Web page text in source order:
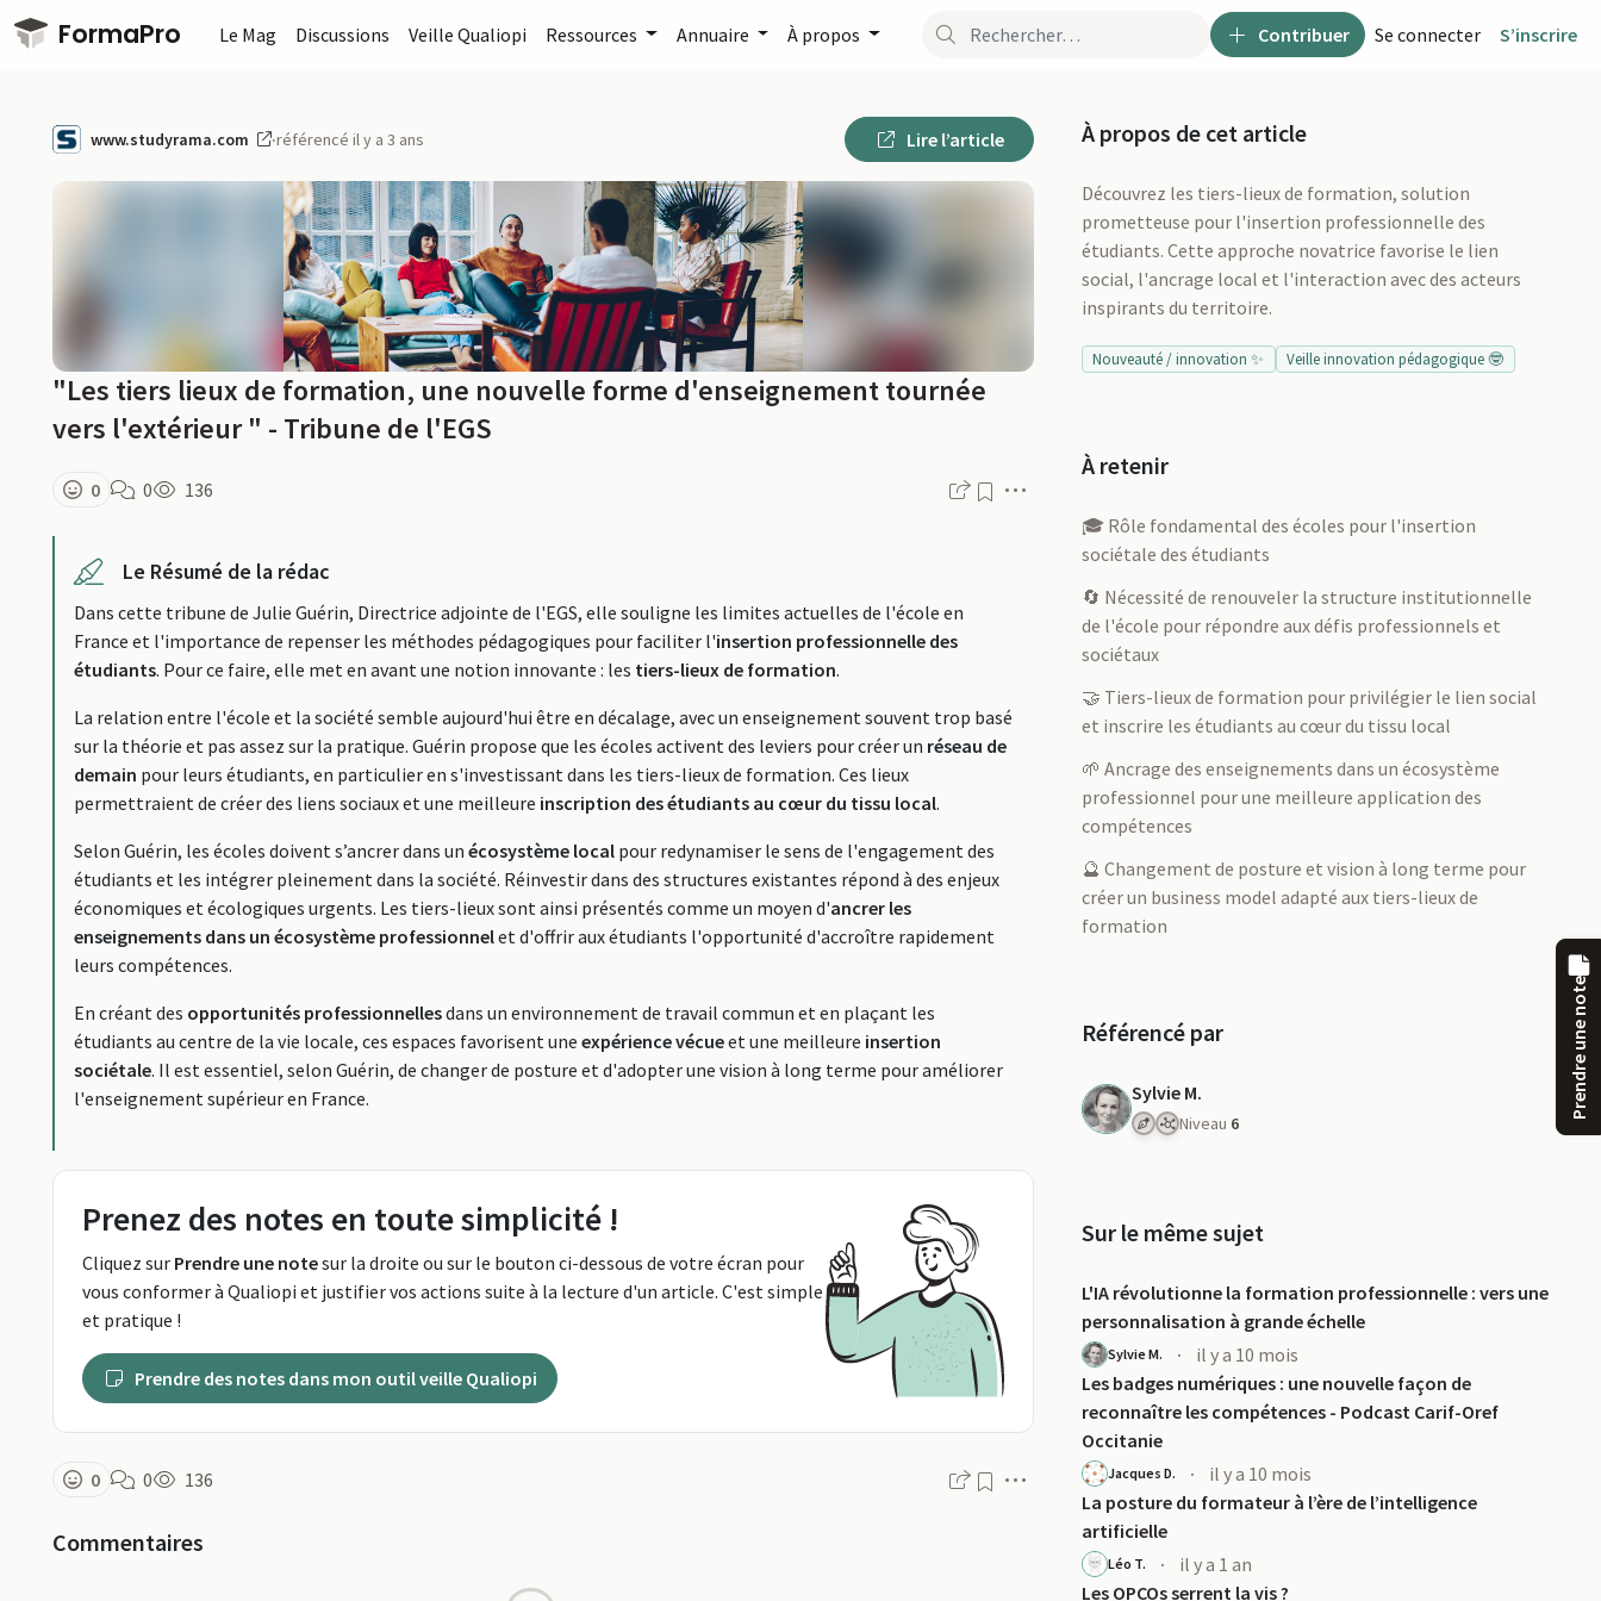
Passer au contenu principal
FormaPro Contribuer Se connecter S’inscrire
Le Mag Discussions Veille Qualiopi Ressources Annuaire À propos
www.studyrama.com ·référencé il y a 3 ans Lire l’article
"Les tiers lieux de formation, une nouvelle forme d'enseignement tournée
vers l'extérieur " - Tribune de l'EGS
0 0 136
Le Résumé de la rédac
Dans cette tribune de Julie Guérin, Directrice adjointe de l'EGS, elle souligne les limites actuelles de l'école en
France et l'importance de repenser les méthodes pédagogiques pour faciliter l'insertion professionnelle des
étudiants. Pour ce faire, elle met en avant une notion innovante : les tiers-lieux de formation.
La relation entre l'école et la société semble aujourd'hui être en décalage, avec un enseignement souvent trop basé
sur la théorie et pas assez sur la pratique. Guérin propose que les écoles activent des leviers pour créer un réseau de
demain pour leurs étudiants, en particulier en s'investissant dans les tiers-lieux de formation. Ces lieux
permettraient de créer des liens sociaux et une meilleure inscription des étudiants au cœur du tissu local.
Selon Guérin, les écoles doivent s’ancrer dans un écosystème local pour redynamiser le sens de l'engagement des
étudiants et les intégrer pleinement dans la société. Réinvestir dans des structures existantes répond à des enjeux
économiques et écologiques urgents. Les tiers-lieux sont ainsi présentés comme un moyen d'ancrer les
enseignements dans un écosystème professionnelet d'offrir aux étudiants l'opportunité d'accroître rapidement
leurs compétences.
En créant des opportunités professionnellesdans un environnement de travail commun et en plaçant les
étudiants au centre de la vie locale, ces espaces favorisent une expérience vécueet une meilleure insertion
sociétale. Il est essentiel, selon Guérin, de changer de posture et d'adopter une vision à long terme pour améliorer
l'enseignement supérieur en France.
Prenez des notes en toute simplicité !
Cliquez sur Prendre une notesur la droite ou sur le bouton ci-dessous de votre écran pour
vous conformer à Qualiopi et justifier vos actions suite à la lecture d'un article. C'est simple
et pratique !
Prendre des notes dans mon outil veille Qualiopi
0 0 136
Commentaires
À propos de cet article
Découvrez les tiers-lieux de formation, solution
prometteuse pour l'insertion professionnelle des
étudiants. Cette approche novatrice favorise le lien
social, l'ancrage local et l'interaction avec des acteurs
inspirants du territoire.
Nouveauté / innovation ✨ Veille innovation pédagogique 🤓
À retenir
🎓 Rôle fondamental des écoles pour l'insertion
sociétale des étudiants
🔄 Nécessité de renouveler la structure institutionnelle
de l'école pour répondre aux défis professionnels et
sociétaux
🤝 Tiers-lieux de formation pour privilégier le lien social
et inscrire les étudiants au cœur du tissu local
🌱 Ancrage des enseignements dans un écosystème
professionnel pour une meilleure application des
compétences
🔮 Changement de posture et vision à long terme pour
créer un business model adapté aux tiers-lieux de
formation
Référencé par
Sylvie M.
Niveau 6
Sur le même sujet
L'IA révolutionne la formation professionnelle : vers une
personnalisation à grande échelle
Sylvie M. ·
il y a 10 mois
Les badges numériques : une nouvelle façon de
reconnaître les compétences - Podcast Carif-Oref
Occitanie
Jacques D. ·
il y a 10 mois
La posture du formateur à l’ère de l’intelligence
artificielle
Léo T. ·
il y a 1 an
Les OPCOs serrent la vis ?
Prendre une note